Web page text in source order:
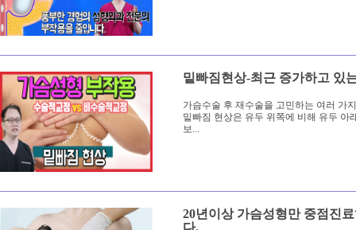
밑빠짐현상-최근 증가하고 있
가슴수술 후 재수술을 고민하는 여러 가
밑빠짐 현상은 유두 위쪽에 비해 유두 아
보...
20년이상 가슴성형만 중점진